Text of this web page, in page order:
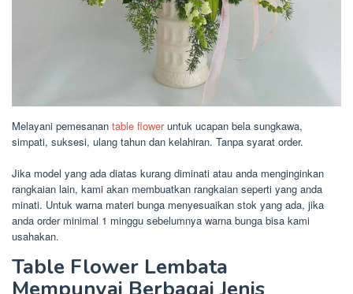
Melayani pemesanan table floweruntuk ucapan bela sungkawa,
simpati, suksesi, ulang tahun dan kelahiran. Tanpa syarat order.
Jika model yang ada diatas kurang diminati atau anda menginginkan
rangkaian lain, kami akan membuatkan rangkaian seperti yang anda
minati. Untuk warna materi bunga menyesuaikan stok yang ada, jika
anda order minimal 1 minggu sebelumnya warna bunga bisa kami
usahakan.
Table Flower Lembata